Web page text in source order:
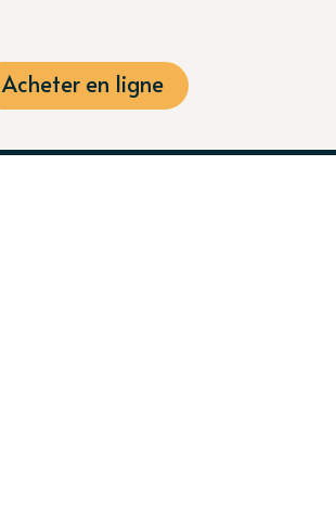
Acheter en ligne